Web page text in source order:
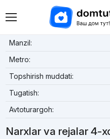
Manzil:
Metro:
Topshirish muddati:
Tugatish:
Avtoturargoh:
Narxlar va rejalar 4-